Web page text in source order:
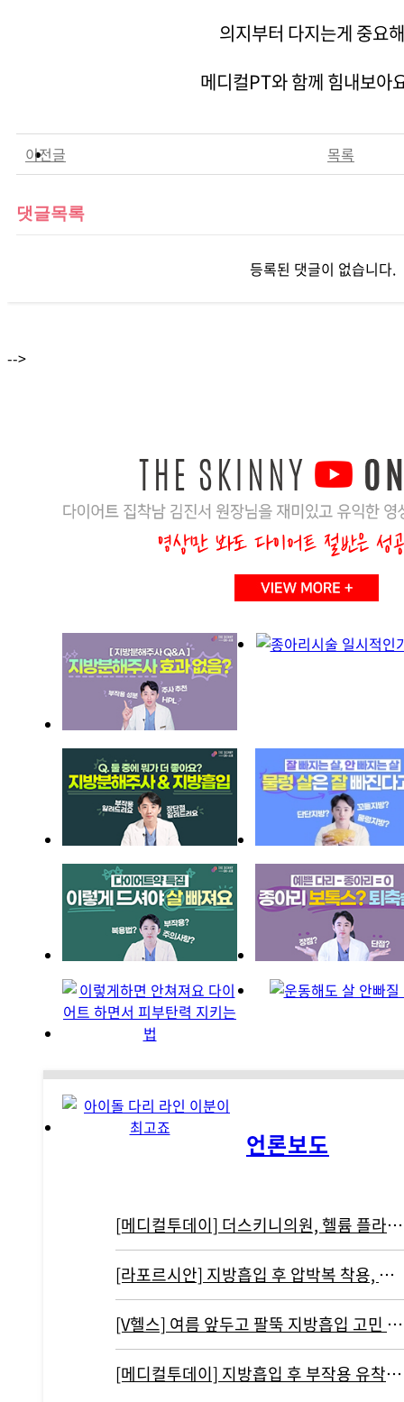
의지부터 다지는게 중요
메디컬PT와 함께 힘내보
이전글 목록
댓글목록
등록된 댓글이 없습니다.
-->
언론보도
[메디컬투데이] 더스키니의원, 헬륨 플라즈마 기반 리뉴비온 도입
[라포르시안] 지방흡입 후 압박복 착용, 결과에 영향 주지 않아...통증…
[V헬스] 여름 앞두고 팔뚝 지방흡입 고민 중이라면 '이것' 주의해야
[메디컬투데이] 지방흡입 후 부작용 유착현상인 ‘바이오본드’ 개선하려면?